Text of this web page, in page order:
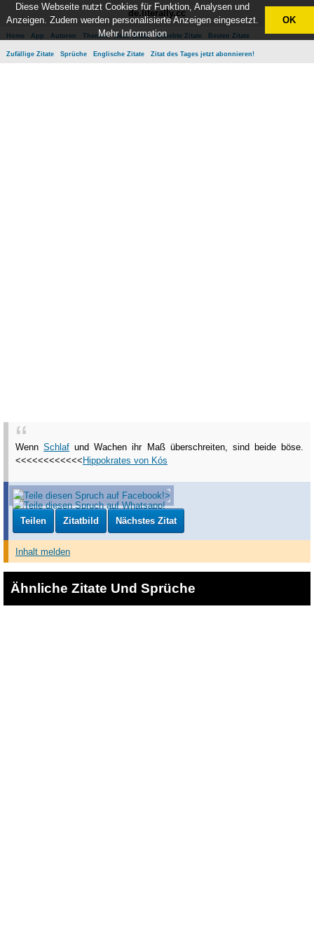
de.literally.cc
Home App Autoren Themen Neue Zitate Beliebte Zitate Besten Zitate
Zufällige Zitate Sprüche Englische Zitate Zitat des Tages jetzt abonnieren!
WennSchlaf und Wachen ihr Maß überschreiten, sind beide böse.
<<<<<<<<<<<< Hippokrates von Kós
Teilen Zitatbild Nächstes Zitat
Inhalt melden
Ähnliche Zitate Und Sprüche
Diese Webseite nutzt Cookies für Funktion, Analysen und
Anzeigen. Zudem werden personalisierte Anzeigen eingesetzt.
Mehr Information
OK